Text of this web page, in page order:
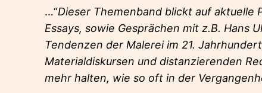
…“Dieser Themenband blickt auf aktuelle
Essays, sowie Gesprächen mit z.B. Hans
Tendenzen der Malerei im 21.
Materialdiskursen und distanzierenden
mehr halten, wie so oft in der